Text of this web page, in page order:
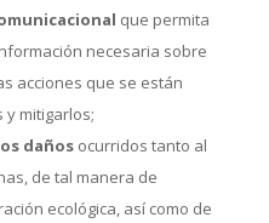
que permita
necesaria sobre
acciones que se están
mitigarlos;
daños ocurridos tanto al
de tal manera de
ecológica, así como de